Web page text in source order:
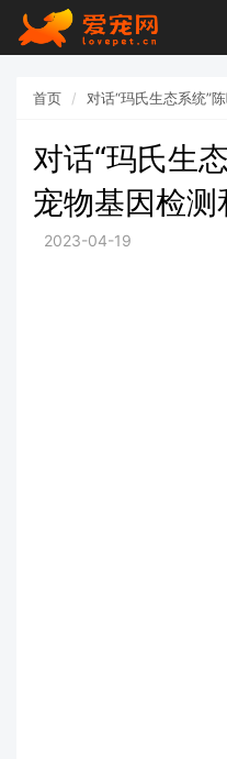
首页 对话“玛氏生态系统”
对话“玛氏生
宠物基因检
2023-04-19